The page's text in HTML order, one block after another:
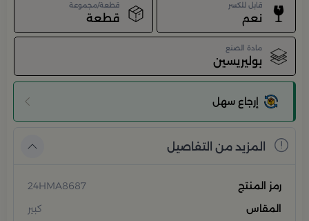
قابل للكسر
نعم
قطعة/مجموعة
قطعة
مادة الصنع
بوليريسين
إرجاع سهل
المزيد من التفاصيل
رمز المنتج
24HMA8687
المقاس
كبير